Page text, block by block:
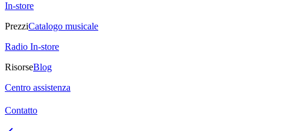
In-store
PrezziCatalogo musicale
Radio In-store
RisorseBlog
Centro assistenza
Contatto